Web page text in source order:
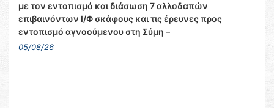
με τον εντοπισμό και διάσωση 7 αλλοδαπών
επιβαινόντων Ι/Φ σκάφους και τις έρευνες προς
εντοπισμό αγνοούμενου στη Σύμη –
05/08/26